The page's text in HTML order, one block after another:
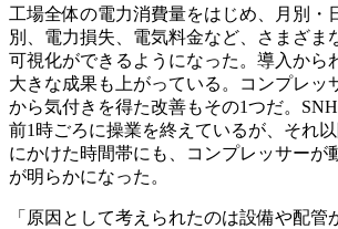
工場全体の電力消費量をはじめ、月別・
別、電力損失、電気料金など、さまざま
可視化ができるようになった。導入から
大きな成果も上がっている。コンプレッ
から気付きを得た改善もその1つだ。
前1時ごろに操業を終えているが、それ
にかけた時間帯にも、コンプレッサーが
が明らかになった。
「原因として考えられたのは設備や配管